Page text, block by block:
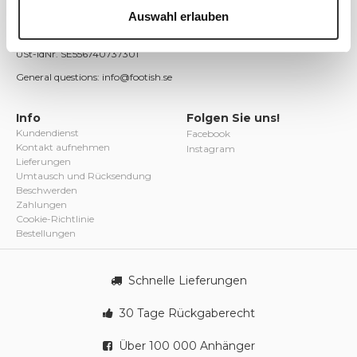
Auswahl erlauben
Reg.-Nr. 556740-7373
USt-IdNr. SE556740737301
General questions: info@footish.se
Info
Kundendienst
Kontakt aufnehmen
Lieferungen
Umtausch und Rücksendung
Beschwerden
Zahlungen
Cookie-Richtlinie
Bestellungen
Folgen Sie uns!
Facebook
Instagram
Schnelle Lieferungen
30 Tage Rückgaberecht
Über 100 000 Anhänger